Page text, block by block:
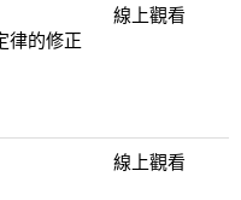
律的修正
線上觀看
線上觀看